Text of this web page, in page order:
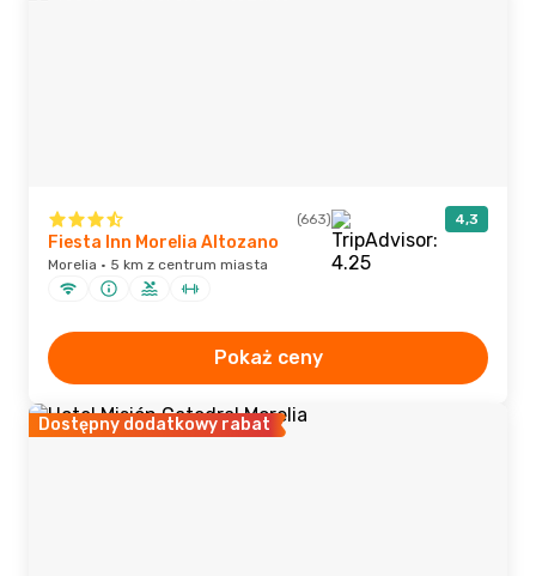
(663) 4,3
Fiesta Inn Morelia Altozano
Morelia · 5 km z centrum miasta
Pokaż ceny
Dostępny dodatkowy rabat